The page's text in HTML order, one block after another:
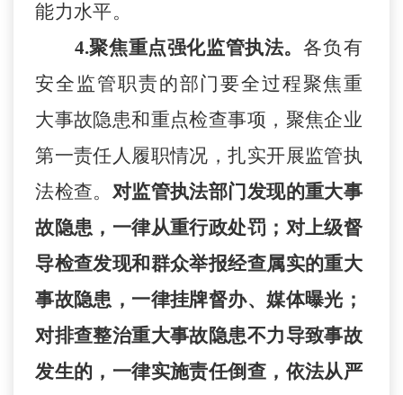
能力水平。
4.聚焦重点强化监管执法。各负有
安全监管职责的部门要全过程聚焦重
大事故隐患和重点检查事项，聚焦企业
第一责任人履职情况 ，扎实开展监管执
法检查。 对监管执法部门发现的重大事
故隐患，一律从重行政处罚；对上级督
导检查发现和群众举报经查属实的重大
事故隐患，一律挂牌督办、媒体曝光；
对排查整治重大事故隐患不力导致事故
发生的，一律实施责任倒查，依法从严